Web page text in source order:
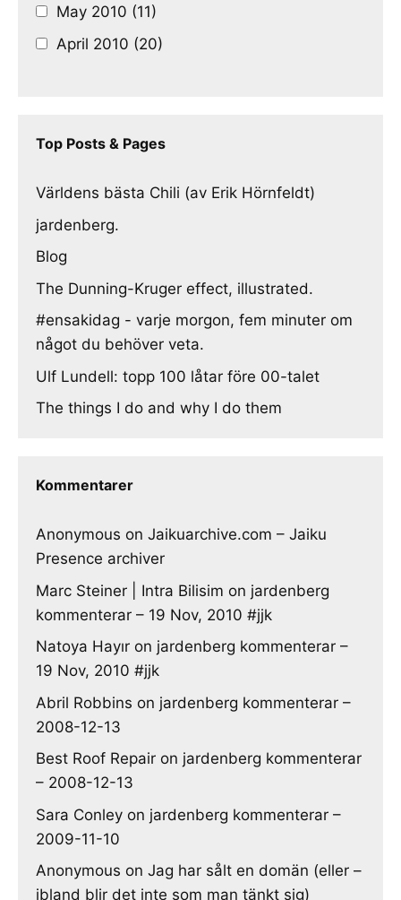
May 2010 (11)
April 2010 (20)
Top Posts & Pages
Världens bästa Chili (av Erik Hörnfeldt)
jardenberg.
Blog
The Dunning-Kruger effect, illustrated.
#ensakidag - varje morgon, fem minuter om
något du behöver veta.
Ulf Lundell: topp 100 låtar före 00-talet
The things I do and why I do them
Kommentarer
Anonymous on Jaikuarchive.com – Jaiku
Presence archiver
Marc Steiner | Intra Bilisim on jardenberg
kommenterar – 19 Nov, 2010 #jjk
Natoya Hayır on jardenberg kommenterar –
19 Nov, 2010 #jjk
Abril Robbins on jardenberg kommenterar –
2008-12-13
Best Roof Repair on jardenberg kommenterar
– 2008-12-13
Sara Conley on jardenberg kommenterar –
2009-11-10
Anonymous on Jag har sålt en domän (eller –
ibland blir det inte som man tänkt sig)